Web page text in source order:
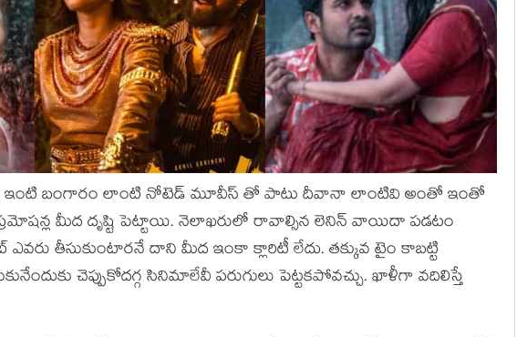
బంగారం లాంటి నోటెడ్ మూవీస్ తో పాటు దీవానా లాంటివి అంతో ఇంతో
మీద దృష్టి పెట్టాయి. నెలాఖరులో రావాల్సిన లెనిన్ వాయిదా పడటం
తీసుకుంటారనే దాని మీద ఇంకా క్లారిటీ లేదు. తక్కువ టైం కాబట్టి
చెప్పుకోదగ్గ సినిమాలేవీ పరుగులు పెట్టకపోవచ్చు. ఖాళీగా వదిలిస్తే